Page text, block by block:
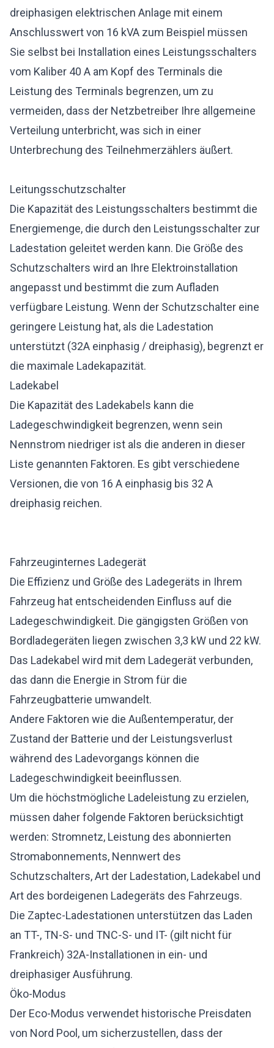
dreiphasigen elektrischen Anlage mit einem
Anschlusswert von 16 kVA zum Beispiel müssen
Sie selbst bei Installation eines Leistungsschalters
vom Kaliber 40 A am Kopf des Terminals die
Leistung des Terminals begrenzen, um zu
vermeiden, dass der Netzbetreiber Ihre allgemeine
Verteilung unterbricht, was sich in einer
Unterbrechung des Teilnehmerzählers äußert.
Leitungsschutzschalter
Die Kapazität des Leistungsschalters bestimmt die
Energiemenge, die durch den Leistungsschalter zur
Ladestation geleitet werden kann. Die Größe des
Schutzschalters wird an Ihre Elektroinstallation
angepasst und bestimmt die zum Aufladen
verfügbare Leistung. Wenn der Schutzschalter eine
geringere Leistung hat, als die Ladestation
unterstützt (32A einphasig / dreiphasig), begrenzt er
die maximale Ladekapazität.
Ladekabel
Die Kapazität des Ladekabels kann die
Ladegeschwindigkeit begrenzen, wenn sein
Nennstrom niedriger ist als die anderen in dieser
Liste genannten Faktoren. Es gibt verschiedene
Versionen, die von 16 A einphasig bis 32 A
dreiphasig reichen.
Fahrzeuginternes Ladegerät
Die Effizienz und Größe des Ladegeräts in Ihrem
Fahrzeug hat entscheidenden Einfluss auf die
Ladegeschwindigkeit. Die gängigsten Größen von
Bordladegeräten liegen zwischen 3,3 kW und 22 kW.
Das Ladekabel wird mit dem Ladegerät verbunden,
das dann die Energie in Strom für die
Fahrzeugbatterie umwandelt.
Andere Faktoren wie die Außentemperatur, der
Zustand der Batterie und der Leistungsverlust
während des Ladevorgangs können die
Ladegeschwindigkeit beeinflussen.
Um die höchstmögliche Ladeleistung zu erzielen,
müssen daher folgende Faktoren berücksichtigt
werden: Stromnetz, Leistung des abonnierten
Stromabonnements, Nennwert des
Schutzschalters, Art der Ladestation, Ladekabel und
Art des bordeigenen Ladegeräts des Fahrzeugs.
Die Zaptec-Ladestationen unterstützen das Laden
an TT-, TN-S- und TNC-S- und IT- (gilt nicht für
Frankreich) 32A-Installationen in ein- und
dreiphasiger Ausführung.
Öko-Modus
Der Eco-Modus verwendet historische Preisdaten
von Nord Pool, um sicherzustellen, dass der